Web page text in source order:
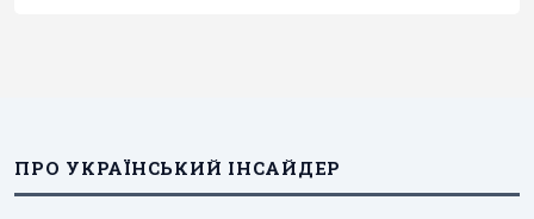
ПРО УКРАЇНСЬКИЙ ІНСАЙДЕР